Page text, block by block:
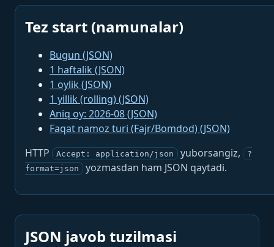
Tez start (namunalar)
Bugun (JSON)
1 haftalik (JSON)
1 oylik (JSON)
1 yillik (rolling) (JSON)
Aniq oy: 2026-08 (JSON)
Faqat namoz turi (Fajr/Bomdod) (JSON)
HTTP
Accept: application/json yuborsangiz,
?
format=json
yozmasdan ham JSON qaytadi.
JSON javob tuzilmasi